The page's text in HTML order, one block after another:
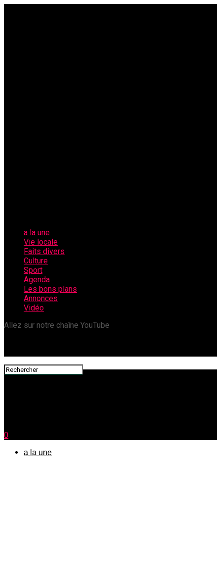
a la une
Vie locale
Faits divers
Culture
Sport
Agenda
Les bons plans
Annonces
Vidéo
Allez sur notre chaîne YouTube
0
a la une